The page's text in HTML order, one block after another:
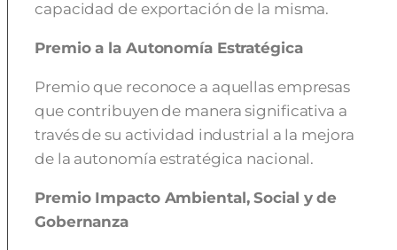
capacidad de exportación de la misma.
Premio a la Autonomía Estratégica
Premio que reconoce a aquellas empresas
que contribuyen de manera significativa a
través de su actividad industrial a la mejora
de la autonomía estratégica nacional.
Premio Impacto Ambiental, Social y de
Gobernanza